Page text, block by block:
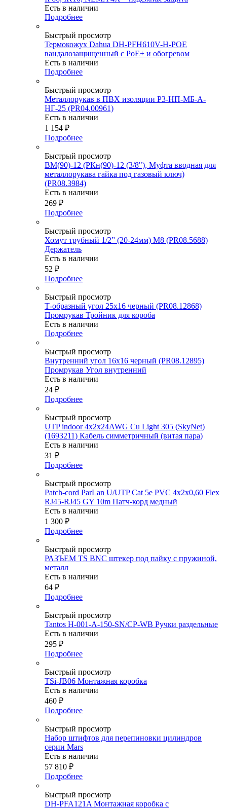
Есть в наличии
Подробнее
Быстрый просмотр
Термокожух Dahua DH-PFH610V-H-POE
вандалозащищенный с PoE+ и обогревом
Есть в наличии
Подробнее
Быстрый просмотр
Металлорукав в ПВХ изоляции Р3-НП-МБ-А-
НГ-25 (PR04.00961)
Есть в наличии
1 154 ₽
Подробнее
Быстрый просмотр
ВМ(90)-12 (РКн(90)-12 (3/8"), Муфта вводная для
металлорукава гайка под газовый ключ)
(PR08.3984)
Есть в наличии
269 ₽
Подробнее
Быстрый просмотр
Хомут трубный 1/2” (20-24мм) М8 (PR08.5688)
Держатель
Есть в наличии
52 ₽
Подробнее
Быстрый просмотр
Т-образный угол 25х16 черный (PR08.12868)
Промрукав Тройник для короба
Есть в наличии
Подробнее
Быстрый просмотр
Внутренний угол 16х16 черный (PR08.12895)
Промрукав Угол внутренний
Есть в наличии
24 ₽
Подробнее
Быстрый просмотр
UTP indoor 4x2x24AWG Cu Light 305 (SkyNet)
(1693211) Кабель симметричный (витая пара)
Есть в наличии
31 ₽
Подробнее
Быстрый просмотр
Patch-cord ParLan U/UTP Cat 5e PVC 4х2х0,60 Flex
RJ45-RJ45 GY 10m Патч-корд медный
Есть в наличии
1 300 ₽
Подробнее
Быстрый просмотр
РАЗЪЕМ TS BNC штекер под пайку с пружиной,
металл
Есть в наличии
64 ₽
Подробнее
Быстрый просмотр
Tantos H-001-A-150-SN/CP-WB Ручки раздельные
Есть в наличии
295 ₽
Подробнее
Быстрый просмотр
TSi-JB06 Монтажная коробка
Есть в наличии
460 ₽
Подробнее
Быстрый просмотр
Набор штифтов для перепиновки цилиндров
серии Mars
Есть в наличии
57 810 ₽
Подробнее
Быстрый просмотр
DH-PFA121A Монтажная коробка с